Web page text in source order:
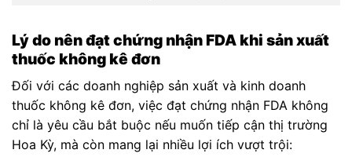
Lý do nên đạt chứng nhận FDA khi sản xuất
thuốc không kê đơn
Đối với các doanh nghiệp sản xuất và kinh doanh
thuốc không kê đơn, việc đạt chứng nhận FDA không
chỉ là yêu cầu bắt buộc nếu muốn tiếp cận thị trường
Hoa Kỳ, mà còn mang lại nhiều lợi ích vượt trội: